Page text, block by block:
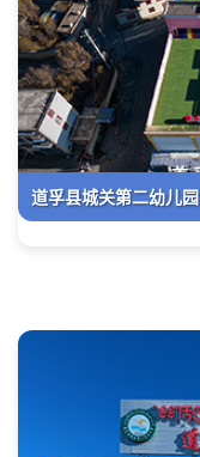
道孚县城关第二幼儿园